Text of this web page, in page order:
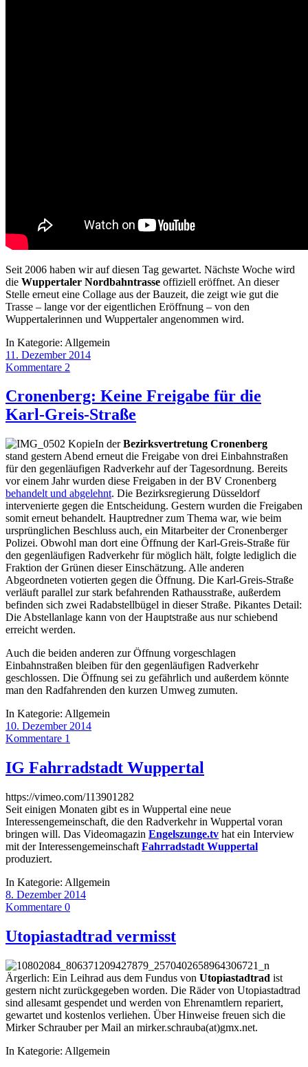
Seit 2006 haben wir auf diesen Tag gewartet. Nächste Woche wird
die Wuppertaler Nordbahntrasse offiziell eröffnet. An dieser
Stelle erneut eine Collage aus der Bauzeit, die zeigt wie gut die
Trasse – lange vor der eigentlichen Eröffnung – von den
Wuppertalerinnen und Wuppertaler angenommen wird.
In Kategorie: Allgemein
11. Dezember 2014
Kommentare 2
Cronenberg: Keine Freigabe für die
Karl-Greis-Straße
In derBezirksvertretung Cronenberg
stand gestern Abend erneut die Freigabe von drei Einbahnstraßen
für den gegenläufigen Radverkehr auf der Tagesordnung. Bereits
vor einem Jahr wurden diese Freigaben in der BV Cronenberg
behandelt und abgelehnt. Die Bezirksregierung Düsseldorf
intervenierte gegen die Entscheidung. Gestern wurden die Freigaben
somit erneut behandelt. Hauptredner zum Thema war, wie beim
ursprünglichen Beschluss auch, ein Mitarbeiter der Cronenberger
Polizei. Obwohl man dort eine Öffnung der Karl-Greis-Straße für
den gegenläufigen Radverkehr für möglich hält, folgte lediglich die
Fraktion der Grünen dieser Einschätzung. Alle anderen
Abgeordneten votierten gegen die Öffnung. Die Karl-Greis-Straße
verläuft parallel zur stark befahrenden Rathausstraße, außerdem
befinden sich zwei Radabstellbügel in dieser Straße. Pikantes Detail:
Die Abstellanlage kann von der Hauptstraße aus nur schiebend
erreicht werden.
Auch die beiden anderen zur Öffnung vorgeschlagen
Einbahnstraßen bleiben für den gegenläufigen Radverkehr
geschlossen. Die Öffnung sei zu gefährlich und außerdem könnte
man den Radfahrenden den kurzen Umweg zumuten.
In Kategorie: Allgemein
10. Dezember 2014
Kommentare 1
IG Fahrradstadt Wuppertal
https://vimeo.com/113901282
Seit einigen Monaten gibt es in Wuppertal eine neue
Interessengemeinschaft, die den Radverkehr in Wuppertal voran
bringen will. Das Videomagazin Engelszunge.tv hat ein Interview
mit der Interessengemeinschaft Fahrradstadt Wuppertal
produziert.
In Kategorie: Allgemein
8. Dezember 2014
Kommentare 0
Utopiastadtrad vermisst
Ärgerlich: Ein Leihrad aus dem Fundus von Utopiastadtrad ist
gestern nicht zurückgegeben worden. Die Räder von Utopiastadtrad
sind allesamt gespendet und werden von Ehrenamtlern repariert,
gewartet und kostenlos verliehen. Über Hinweise freuen sich die
Mirker Schrauber per Mail an mirker.schrauba(at)gmx.net.
In Kategorie: Allgemein